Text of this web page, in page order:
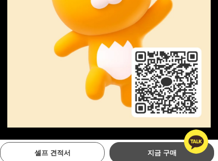
셀프 견적서 지금 구매
Copyright © MIPA GOLF. All Rights Reserved